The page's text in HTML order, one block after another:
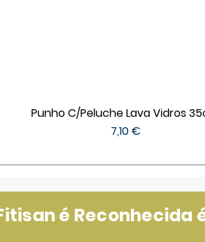
Punho C/Peluche Lava Vidros
Preço
7,10 €
é